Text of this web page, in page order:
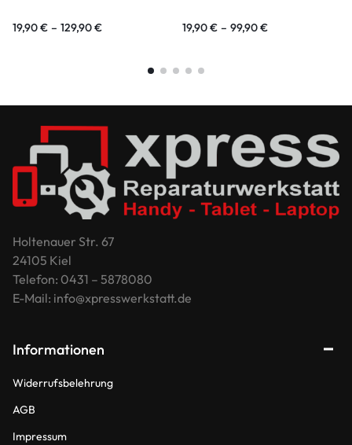
19,90€ – 129,90€ 19,90€ – 99,90€
Holtenauer Str. 67
24105 Kiel
Telefon: 0431 – 5878080
E-Mail: info@xpresswerkstatt.de
Informationen
Widerrufsbelehrung
AGB
Impressum